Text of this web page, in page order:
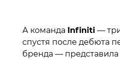
А команда Infiniti —
спустя после дебюта
бренда —